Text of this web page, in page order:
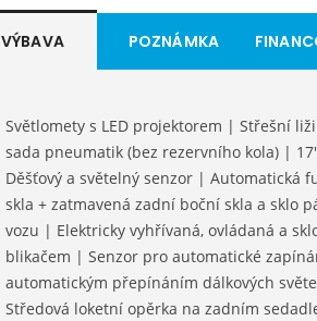
VÝBAVA POZNÁMKA
Světlomety s LED projektorem | Střešní
sada pneumatik (bez rezervního kola) |
Děšťový a světelný senzor | Automatická
skla + zatmavená zadní boční skla a sklo
vozu | Elektricky vyhřívaná, ovládaná a
blikačem | Senzor pro automatické
automatickým přepínáním dálkových
Středová loketní opěrka na zadním